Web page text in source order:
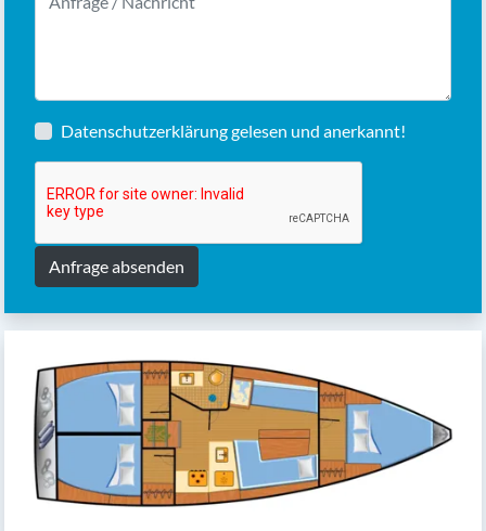
Datenschutzerklärunggelesen und anerkannt!
Anfrage absenden